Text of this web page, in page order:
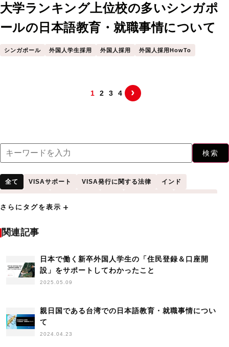
大学ランキング上位校の多いシンガポ
ールの日本語教育・就職事情について
シンガポール 外国人学生採用 外国人採用 外国人採用HowTo
1 2 3 4 ›
検索
全て VISAサポート VISA発行に関する法律 インド
プレスリリース
入国管理に関する法律
外国人採用HowTo 外国人材 外国人材受け入れ 手続き 採用
新卒採用 日本語学習 杉田昌平 海外の就活事情
さらにタグを表示 add
関連記事
日本で働く新卒外国人学生の「住民登録＆口座開
設」をサポートしてわかったこと
2025.05.09
親日国である台湾での日本語教育・就職事情につい
て
2024.04.23